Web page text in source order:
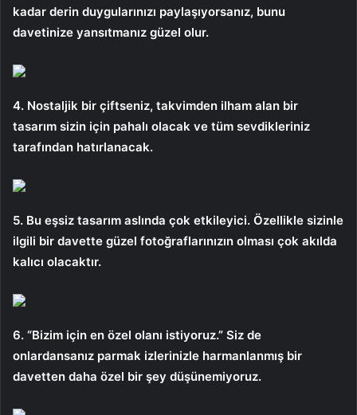
kadar derin duygularınızı paylaşıyorsanız, bunu
davetinize yansıtmanız güzel olur.
4. Nostaljik bir çiftseniz, takvimden ilham alan bir
tasarım sizin için pahalı olacak ve tüm sevdikleriniz
tarafından hatırlanacak.
5. Bu eşsiz tasarım aslında çok etkileyici. Özellikle sizinle
ilgili bir davette güzel fotoğraflarınızın olması çok akılda
kalıcı olacaktır.
6. “Bizim için en özel olanı istiyoruz.” Siz de
onlardansanız parmak izlerinizle harmanlanmış bir
davetten daha özel bir şey düşünemiyoruz.